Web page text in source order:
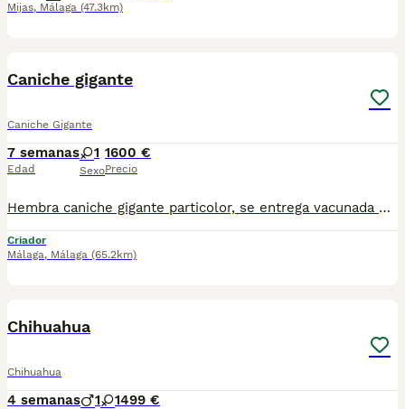
Mijas, Málaga (47.3km)
Caniche gigante
Caniche Gigante
7 semanas
Edad
1
Sexo
1600 €
Precio
Hembra caniche gigante particolor, se entrega vacunada desparacitada y con cartilla para más información por wasap al 610704512
Criador
Málaga, Málaga (65.2km)
Chihuahua
Chihuahua
4 semanas 1 1499 €